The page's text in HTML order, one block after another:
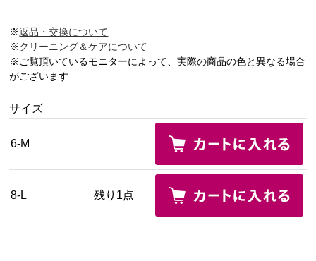
※返品・交換について
※クリーニング＆ケアについて
※ご覧頂いているモニターによって、実際の商品の色と異なる場合
がございます
サイズ
6-M
8-L 残り1点